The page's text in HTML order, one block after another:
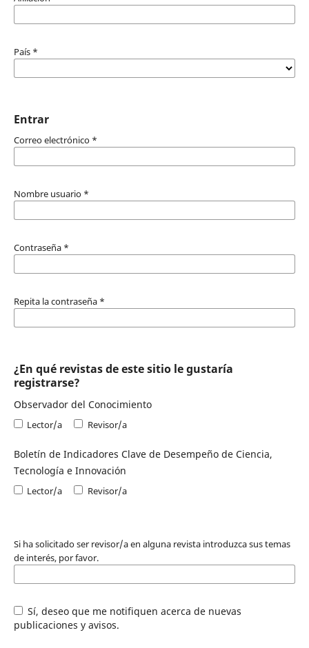
País *
Entrar
Correo electrónico *
Nombre usuario *
Contraseña *
Repita la contraseña *
¿En qué revistas de este sitio le gustaría
registrarse?
Observador del Conocimiento
Lector/a Revisor/a
Boletín de Indicadores Clave de Desempeño de Ciencia,
Tecnología e Innovación
Lector/a Revisor/a
Si ha solicitado ser revisor/a en alguna revista introduzca sus temas
de interés, por favor.
Sí, deseo que me notifiquen acerca de nuevas
publicaciones y avisos.